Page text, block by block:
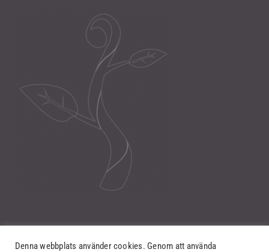
Denna webbplats använder cookies. Genom att använda